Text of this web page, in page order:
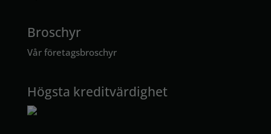
Broschyr
Vår företagsbroschyr
Högsta kreditvärdighet